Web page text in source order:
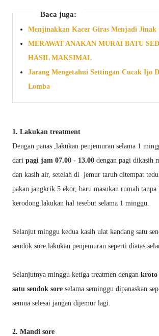
Baca juga:
Menjinakkan Kacer Giras Menjadi Jinak
MERAWAT ANAKAN MURAI BATU
HASIL MAKSIMAL
Jarang Mengetahui Settingan Cucak Ijo
Lomba
1. Lakukan treatment
Dengan panas ,lakukan penjemuran selama 1
dari pagi jam 07.00 - 13.00 dengan pagi dikasih
dan kasih air, setelah di jemur taruh ditempat
pakan jangkrik 5 ekor, baru masukan rumah tanpa
kerodong.lakukan hal tesebut selama 1 minggu.
Selanjut minggu kedua kasih ulat kandang satu
sendok sore.lakukan penjemuran seperti
Selanjutnya minggu ketiga treatmen dengan kroto
satu sendok sore selama seminggu dipanaskan
semua selesai jangan dijemur lagi.
2. Mandi sore